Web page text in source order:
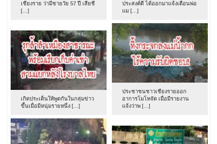
เชียงราย ว่ามีชายวัย 57 ปี เสียชี
[…]
ประสงค์ดี ได้ออกมาแจ้งเตือนพ่อ
แม […]
เกิดประเด็นให้พูดกันในกลุ่มข่าว
ขึ้นเมื่อมีหนุ่มรายหนึ่ง […]
ประชาชนชาวเชียงรายออก
อาการโมโหจัด เมื่อมีรายงาน
แจ้งว่าพ […]